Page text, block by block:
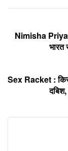
Nimisha Priya
भारत
Sex Racket :